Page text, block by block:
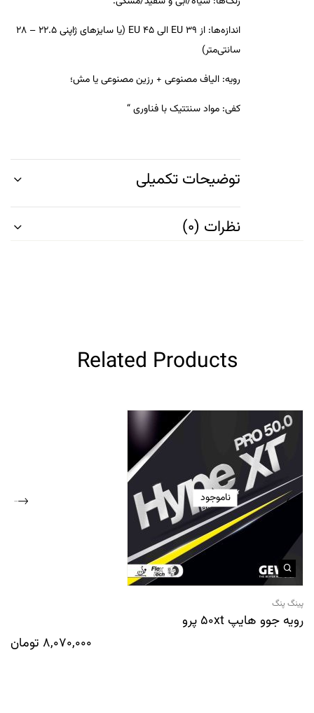
اندازه‌ها: از EU 39 الی EU 45 (یا سایزهای ژاپنی 22.5 – 28
سانتی‌متر)
رویه: الیاف مصنوعی + رزین مصنوعی یا مش؛
کفی: مواد سنتتیکبا فناوری “
توضیحات تکمیلی
نظرات (0)
Related Products
ناموجود
پینگ پنگ
رویه جوو هایپ 50xt پرو
8,070,000 تومان